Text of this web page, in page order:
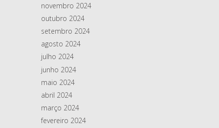
novembro 2024
outubro 2024
setembro 2024
agosto 2024
julho 2024
junho 2024
maio 2024
abril 2024
março 2024
fevereiro 2024